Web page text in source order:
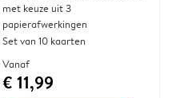
met keuze uit 3
papierafwerkingen
Set van 10 kaarten
Vanaf
€ 11,99